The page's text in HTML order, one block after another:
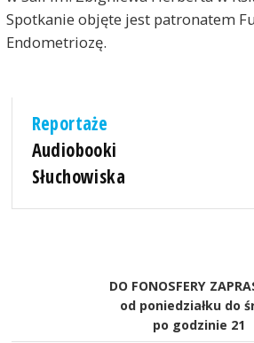
Spotkanie objęte jest patronatem
Endometriozę.
Reportaże
Audiobooki
Słuchowiska
DO FONOSFERY
od poniedziałku do
po godzinie 21